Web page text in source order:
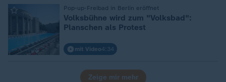
Pop-up-Freibad in Berlin eröffnet
:
Volksbühne wird zum "Volksbad":
Planschen als Protest
mit Video4:34
Zeige mir mehr